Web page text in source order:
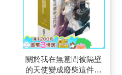
關於我在無意間被隔壁
的天使變成廢柴這件事